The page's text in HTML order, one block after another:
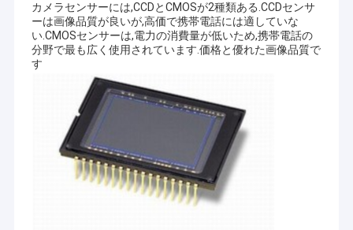
カメラセンサーには,CCDとCMOSが2種類ある.CCDセンサ
ーは画像品質が良いが,高価で携帯電話には適していな
い.CMOSセンサーは,電力の消費量が低いため,携帯電話の
分野で最も広く使用されています.価格と優れた画像品質で
す